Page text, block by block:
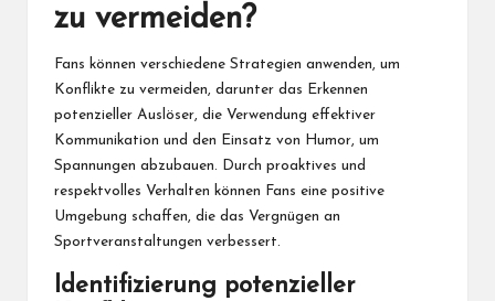
zu vermeiden?
Fans können verschiedene Strategien anwenden, um
Konflikte zu vermeiden, darunter das Erkennen
potenzieller Auslöser, die Verwendung effektiver
Kommunikation und den Einsatz von Humor, um
Spannungen abzubauen. Durch proaktives und
respektvolles Verhalten können Fans eine positive
Umgebung schaffen, die das Vergnügen an
Sportveranstaltungen verbessert.
Identifizierung potenzieller